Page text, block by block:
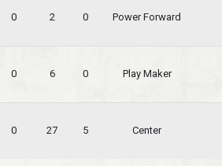
0 2 0 Power Forward
0 6 0 Play Maker
0 27 5 Center